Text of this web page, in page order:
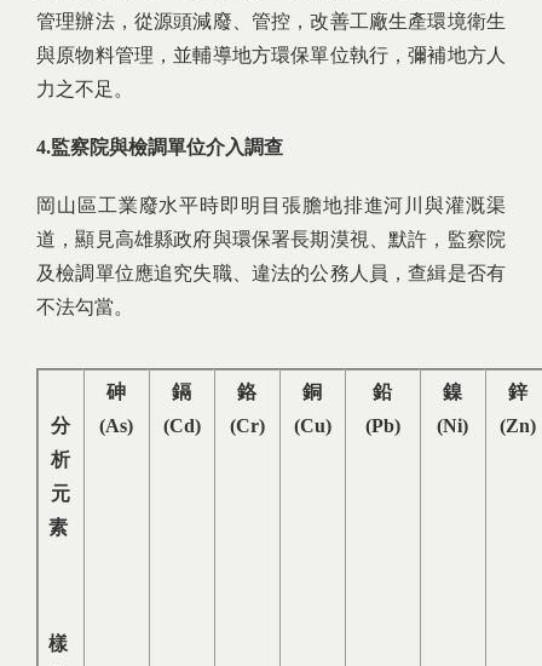
管理辦法，從源頭減廢、管控，改善工廠生產環境衛生
與原物料管理，並輔導地方環保單位執行，彌補地方人
力之不足。
4.監察院與檢調單位介入調查
岡山區工業廢水平時即明目張膽地排進河川與灌溉渠
道，顯見高雄縣政府與環保署長期漠視、默許，監察院
及檢調單位應追究失職、違法的公務人員，查緝是否有
不法勾當。
分
析
元
素
樣
砷
(As)
鎘
(Cd)
鉻
(Cr)
銅
(Cu)
鉛
(Pb)
鎳
(Ni)
鋅
(Zn)